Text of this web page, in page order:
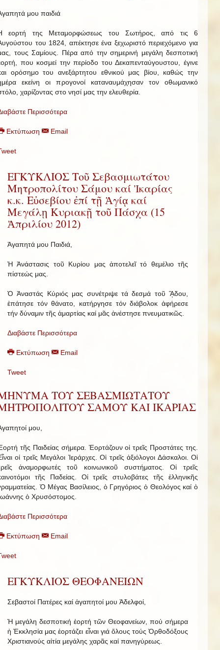
μου παιδιά
εορτή της Μεταμορφώσεως του Σωτήρος, από τις 6
του 1824, απέκτησε ένα ξεχωριστό περιεχόμενο για
τους Σαμίους. Πέρα από την σημερινή μεγάλη δεσποτική
που κοσμεί την περίοδο του Δεκαπενταύγουστου, έγινε
ορόσημο του ανεξάρτητου εθνικού μας βίου, καθώς την
εκείνη οι προγονοί καταναυμάχησαν τον οθωμανικό
χαρίζοντας στο νησί μας την ελευθερία.
Περισσότερα
Εκτύπωση Email
ΕΓΚΥΚΛΙΟΣ Τοῦ Σεβασμιωτάτου
Μητροπολίτου Σάμου καί Ἰκαρίας
κ.κ. Εὐσεβίου ἐπί τῇ Ἁγίᾳ καί
Μεγάλῃ Κυριακῇ τοῦ Πάσχα (15
Ἀπριλίου 2012)
Ἀγαπητά μου Παιδιά,
Ἡ Ἀνάστασις τοῦ Κυρίου μας ἀποτελεῖ τό θεμέλιο τῆς
πίστεώς μας.
Ὁ Ἀναστάς Κύριός μας συνέτριψε τά δεσμά τοῦ ᾍδου,
ἐπάτησε τόν θάνατο, κατήργησε τόν διάβολοκ ἀφήρεσε
τήν δύναμιν τῆς ἁμαρτίας καί μᾶς ἀνέστησε πνευματικῶς.
Διαβάστε Περισσότερα
Εκτύπωση Email
Tweet
ΤΟΥ ΣΕΒΑΣΜΙΩΤΑΤΟΥ
ΣΑΜΟΥ ΚΑΙ ΙΚΑΡΙΑΣ
μου,
τῆς Παιδείας σήμερα. Ἑορτάζουν οἱ τρεῖς Προστάτες της.
οἱ τρεῖς Μεγάλοι Ἱεράρχες. Οἱ τρεῖς ἀξιόλογοι Δάσκαλοι. Οἱ
ἀναμορφωτές τοῦ κοινωνικοῦ συστήματος. Οἱ τρεῖς
τῆς Παδείας. Οἱ τρεῖς στυλοβάτες τῆς ἑλληνικῆς
Ὁ Μέγας Βασίλειος, ὁ Γρηγόριος ὁ Θεολόγος καί ὁ
ὁ Χρυσόστομος.
Περισσότερα
Εκτύπωση Email
ΕΓΚΥΚΛΙΟΣ ΘΕΟΦΑΝΕΙΩΝ
Σεβαστοί Πατέρες καί ἀγαπητοί μου Ἀδελφοί,
Ἡ μεγάλη δεσποτική ἑορτή τῶν Θεοφανείων, πού σήμερα
ἡ Ἐκκλησία μας ἑορτάζει εἶναι γιά ὅλους τούς Ὀρθοδόξους
Χριστιανούς αἰτία μεγάλης χαρᾶς καί πανηγύρεως.